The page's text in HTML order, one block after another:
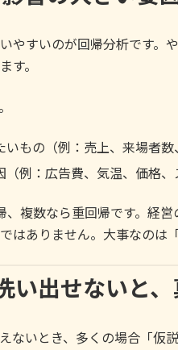
やすいのが回帰分析です。
す。
いもの（例：売上、来場者
（例：広告費、気温、価格
複数なら重回帰です。経
はありません。大事なのは
い出せないと
ないとき、多くの場合「仮